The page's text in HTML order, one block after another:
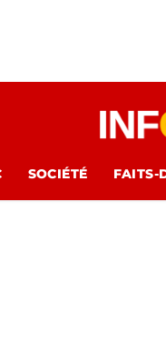
SOCIÉTÉ FAITS-